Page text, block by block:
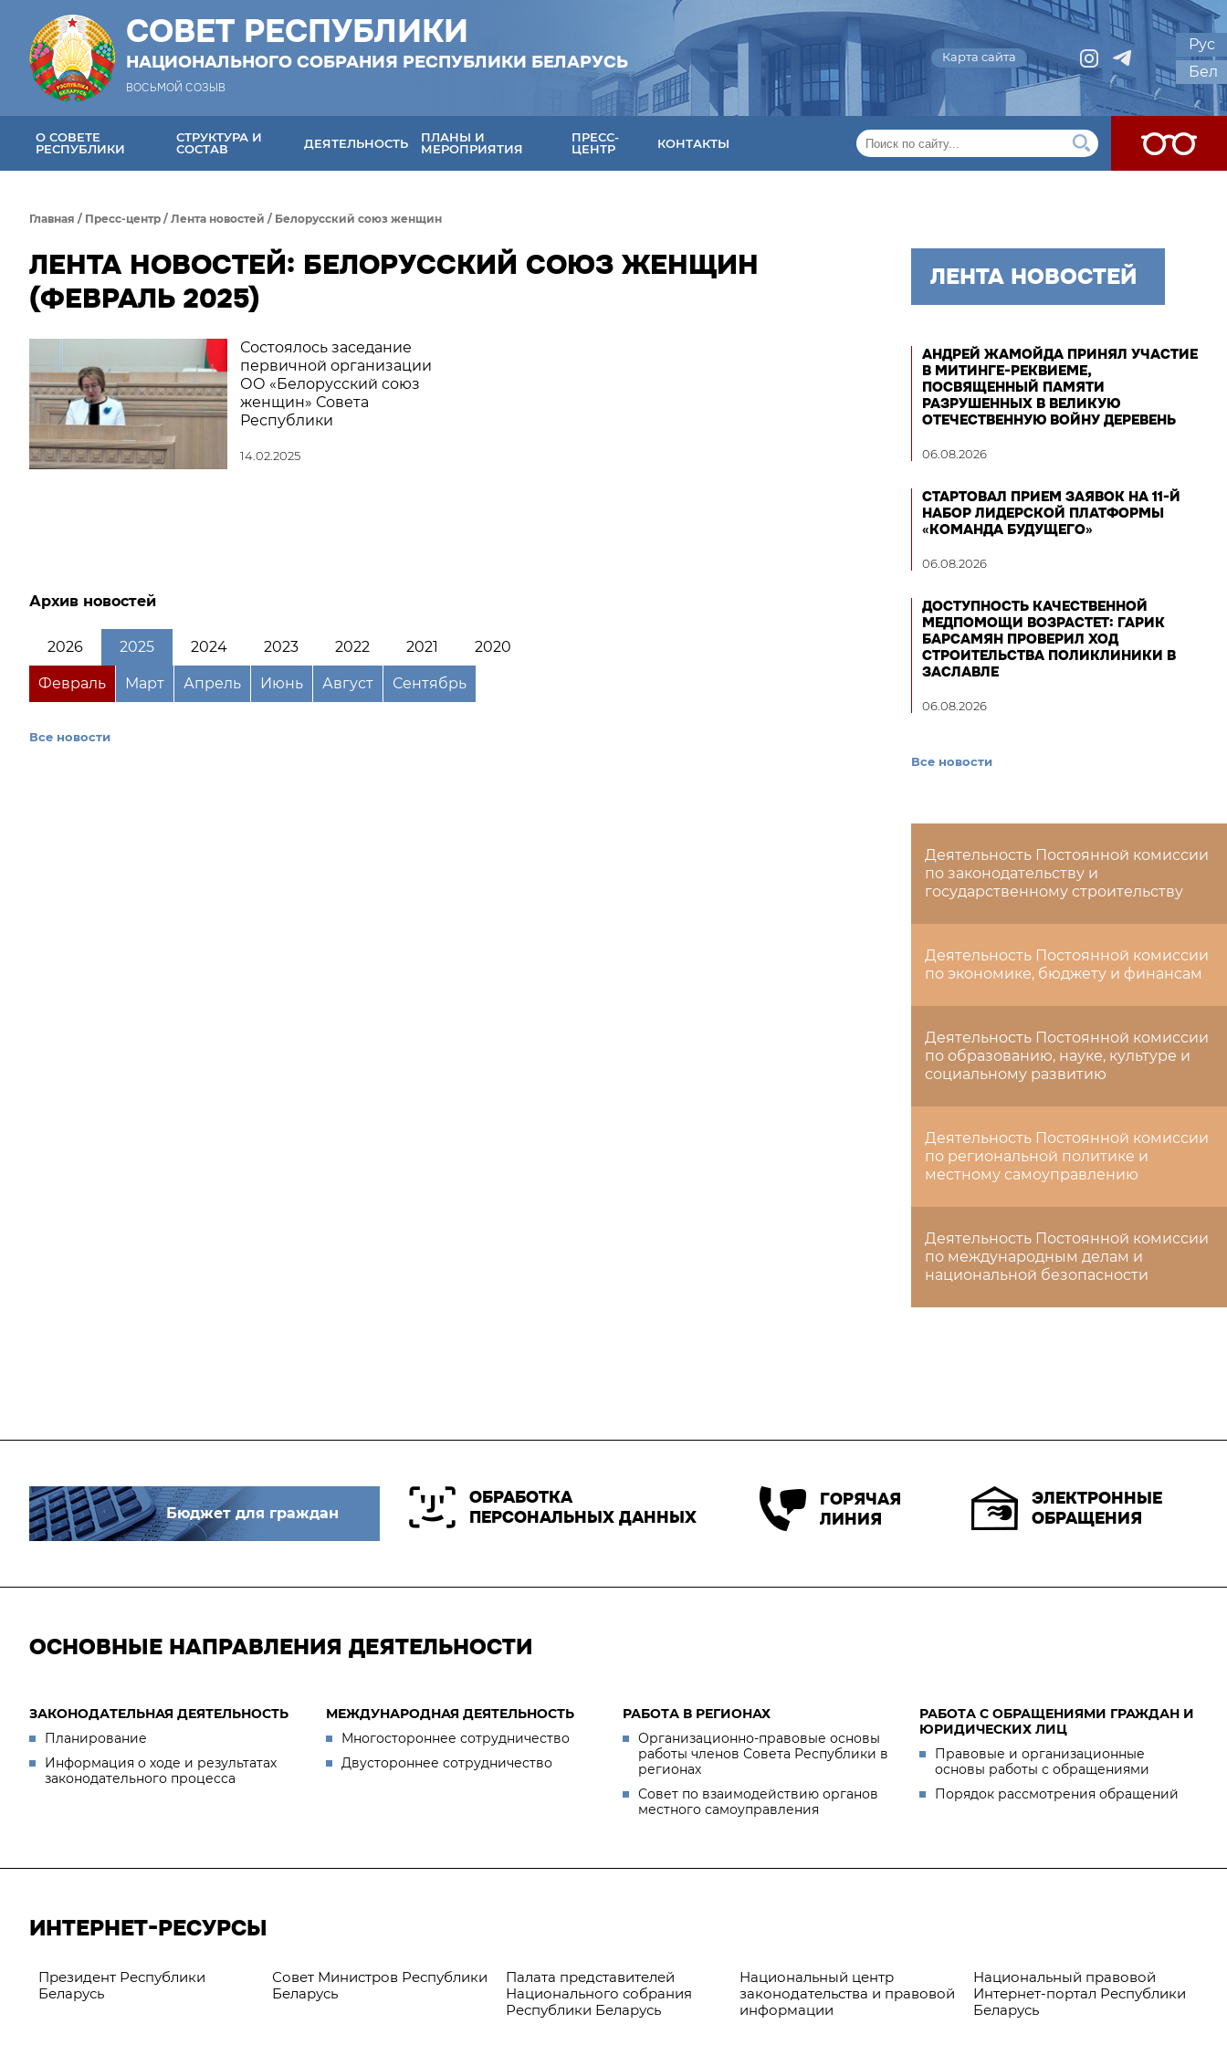
СОВЕТ РЕСПУБЛИКИ
НАЦИОНАЛЬНОГО СОБРАНИЯ РЕСПУБЛИКИ БЕЛАРУСЬ
ВОСЬМОЙ СОЗЫВ
Карта сайта
Рус
Бел
О СОВЕТЕ
РЕСПУБЛИКИ
СТРУКТУРА И
СОСТАВ
ДЕЯТЕЛЬНОСТЬ
ПЛАНЫ И
МЕРОПРИЯТИЯ
ПРЕСС-
ЦЕНТР
КОНТАКТЫ
Главная / Пресс-центр / Лента новостей / Белорусский союз женщин
ЛЕНТА НОВОСТЕЙ: БЕЛОРУССКИЙ СОЮЗ ЖЕНЩИН
(ФЕВРАЛЬ 2025)
Состоялось заседание
первичной организации
ОО «Белорусский союз
женщин» Совета
Республики
14.02.2025
Архив новостей
2026 2025 2024 2023 2022 2021 2020
Февраль Март Апрель Июнь Август Сентябрь
Все новости
ЛЕНТА НОВОСТЕЙ
АНДРЕЙ ЖАМОЙДА ПРИНЯЛ УЧАСТИЕ
В МИТИНГЕ-РЕКВИЕМЕ,
ПОСВЯЩЕННЫЙ ПАМЯТИ
РАЗРУШЕННЫХ В ВЕЛИКУЮ
ОТЕЧЕСТВЕННУЮ ВОЙНУ ДЕРЕВЕНЬ
06.08.2026
СТАРТОВАЛ ПРИЕМ ЗАЯВОК НА 11-Й
НАБОР ЛИДЕРСКОЙ ПЛАТФОРМЫ
«КОМАНДА БУДУЩЕГО»
06.08.2026
ДОСТУПНОСТЬ КАЧЕСТВЕННОЙ
МЕДПОМОЩИ ВОЗРАСТЕТ: ГАРИК
БАРСАМЯН ПРОВЕРИЛ ХОД
СТРОИТЕЛЬСТВА ПОЛИКЛИНИКИ В
ЗАСЛАВЛЕ
06.08.2026
Все новости
Деятельность Постоянной комиссии
по законодательству и
государственному строительству
Деятельность Постоянной комиссии
по экономике, бюджету и финансам
Деятельность Постоянной комиссии
по образованию, науке, культуре и
социальному развитию
Деятельность Постоянной комиссии
по региональной политике и
местному самоуправлению
Деятельность Постоянной комиссии
по международным делам и
национальной безопасности
Бюджет для граждан
ОБРАБОТКА
ПЕРСОНАЛЬНЫХ ДАННЫХ
ГОРЯЧАЯ
ЛИНИЯ
ЭЛЕКТРОННЫЕ
ОБРАЩЕНИЯ
ОСНОВНЫЕ НАПРАВЛЕНИЯ ДЕЯТЕЛЬНОСТИ
ЗАКОНОДАТЕЛЬНАЯ ДЕЯТЕЛЬНОСТЬ
Планирование
Информация о ходе и результатах
законодательного процесса
МЕЖДУНАРОДНАЯ ДЕЯТЕЛЬНОСТЬ
Многостороннее сотрудничество
Двустороннее сотрудничество
РАБОТА В РЕГИОНАХ
Организационно-правовые основы
работы членов Совета Республики в
регионах
Совет по взаимодействию органов
местного самоуправления
РАБОТА С ОБРАЩЕНИЯМИ ГРАЖДАН И
ЮРИДИЧЕСКИХ ЛИЦ
Правовые и организационные
основы работы с обращениями
Порядок рассмотрения обращений
ИНТЕРНЕТ-РЕСУРСЫ
Президент Республики
Беларусь
Совет Министров Республики
Беларусь
Палата представителей
Национального собрания
Республики Беларусь
Национальный центр
законодательства и правовой
информации
Национальный правовой
Интернет-портал Республики
Беларусь